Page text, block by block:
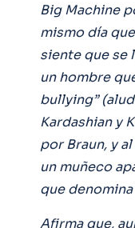
Big Machine
mismo día
siente que se
un hombre
bullying”
Kardashian y
por Braun, y al
un muñeco
que
Afirma que,